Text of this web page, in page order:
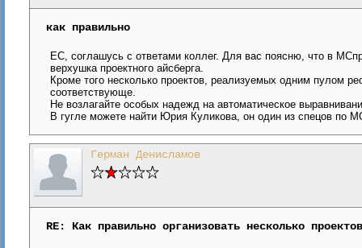
как правильно
ЕС, соглашусь с ответами коллег. Для вас поясню, что в
верхушка проектного айсберга.
Кроме того несколько проектов, реализуемых одним пулом
соответствующе.
Не возлагайте особых надежд на автоматическое
В гугле можете найти Юрия Куликова, он один из спецов по
Герман Денисламов
RE: Как правильно организовать несколько